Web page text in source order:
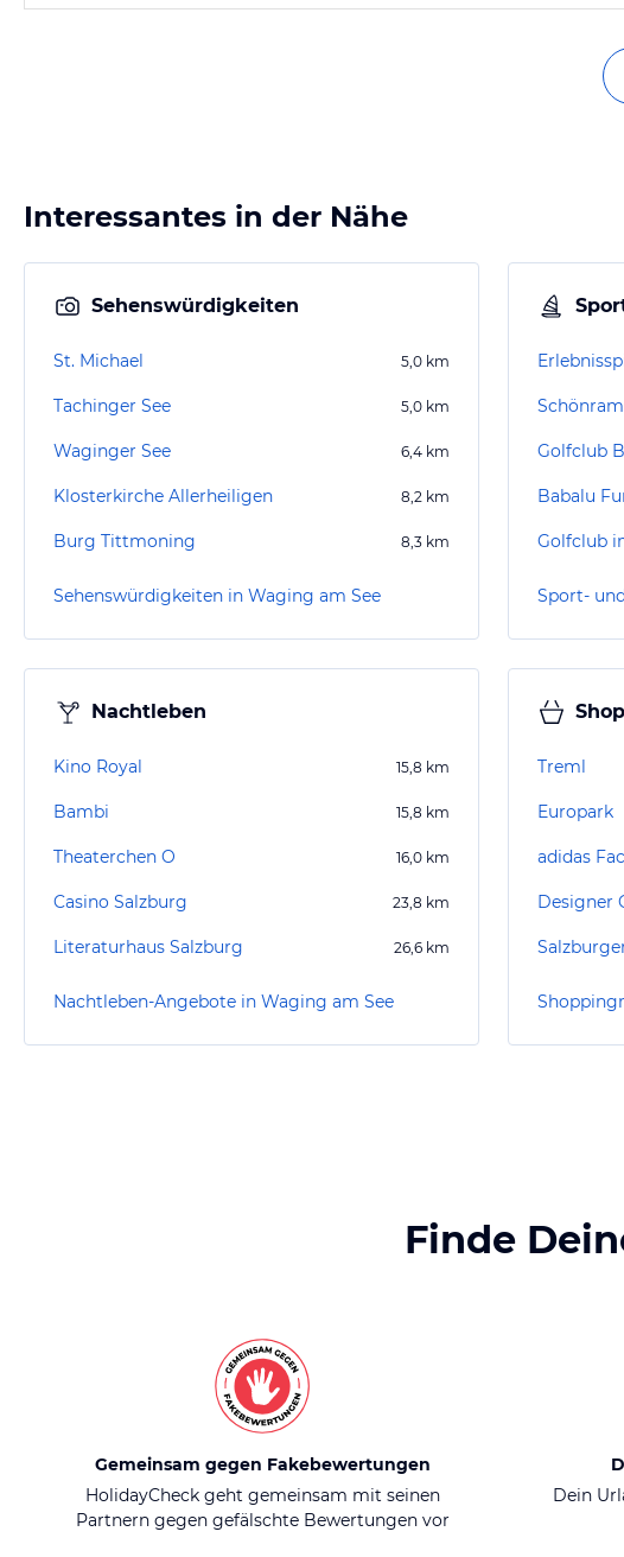
Interessantes in der Nähe
Sehenswürdigkeiten
St. Michael 5,0 km
Tachinger See 5,0 km
Waginger See 6,4 km
Klosterkirche Allerheiligen 8,2 km
Burg Tittmoning 8,3 km
Sehenswürdigkeiten in Waging am See
Golfclub
Babalu
Golfclub
Sport-
Nachtleben
Kino Royal 15,8 km
Bambi 15,8 km
Theaterchen O 16,0 km
Casino Salzburg 23,8 km
Literaturhaus Salzburg 26,6 km
Nachtleben-Angebote in Waging am See
Treml
Europark
adidas
Designer
Finde
Gemeinsam gegen Fakebewertungen
HolidayCheck geht gemeinsam mit seinen
Partnern gegen gefälschte Bewertungen vor
Dein